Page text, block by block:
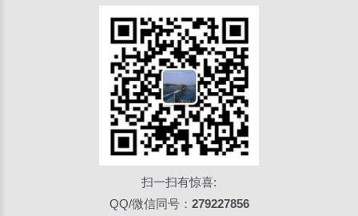
扫一扫有惊喜:
QQ/微信同号： 279227856